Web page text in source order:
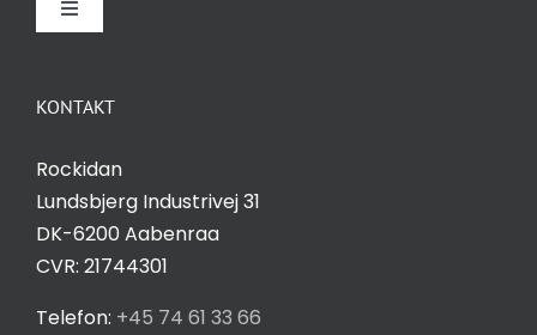
KONTAKT
Rockidan
Lundsbjerg Industrivej 31
DK-6200 Aabenraa
CVR: 21744301
Telefon: +45 74 61 33 66
Toggle
Salgs- og leveringsbetingelser
Privatlivspolitik